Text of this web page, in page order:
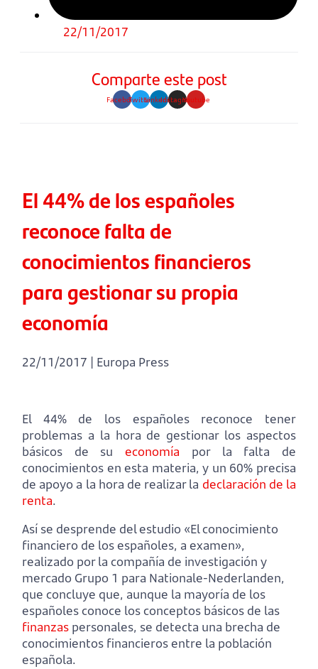
22/11/2017
Comparte este post
FacebookTwitterLinkedinInstagramYoutube
El 44% de los españoles
reconoce falta de
conocimientos financieros
para gestionar su propia
economía
22/11/2017 | Europa Press
El 44% de los españoles reconoce tener
problemas a la hora de gestionar los aspectos
básicos de sueconomía por la falta de
conocimientos en esta materia, y un 60% precisa
de apoyo a la hora de realizar la declaración de la
renta.
Así se desprende del estudio «El conocimiento
financiero de los españoles, a examen»,
realizado por la compañía de investigación y
mercado Grupo 1 para Nationale-Nederlanden,
que concluye que, aunque la mayoría de los
españoles conoce los conceptos básicos de las
finanzas personales, se detecta una brecha de
conocimientos financieros entre la población
española.